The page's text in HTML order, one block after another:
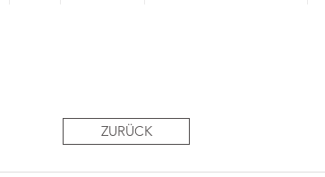
ZURÜCK